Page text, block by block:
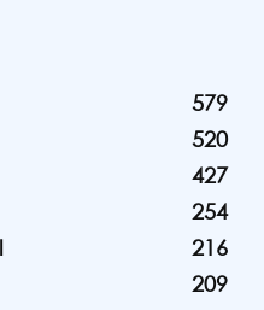
579
520
427
254
216
209